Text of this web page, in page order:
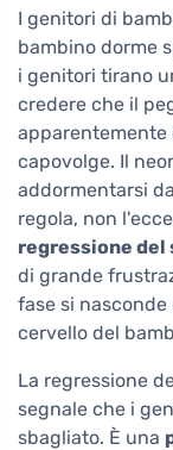
I genitori di
bambino dorme
i genitori tirano
credere che il
apparentemente
capovolge. Il
addormentarsi
regola, non
regressione del
di grande
fase si
cervello del
La regressione
segnale che i
sbagliato. È una